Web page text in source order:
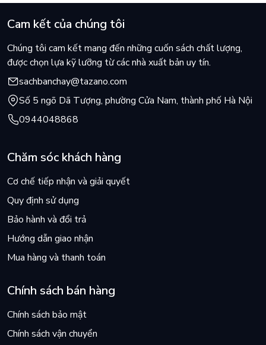
Cam kết của chúng tôi
Chúng tôi cam kết mang đến những cuốn sách chất lượng,
được chọn lựa kỹ lưỡng từ các nhà xuất bản uy tín.
sachbanchay@tazano.com
Số 5 ngõ Dã Tượng, phường Cửa Nam, thành phố Hà Nội
0944048868
Chăm sóc khách hàng
Cơ chế tiếp nhận và giải quyết
Quy định sử dụng
Bảo hành và đổi trả
Hướng dẫn giao nhận
Mua hàng và thanh toán
Chính sách bán hàng
Chính sách bảo mật
Chính sách vận chuyển